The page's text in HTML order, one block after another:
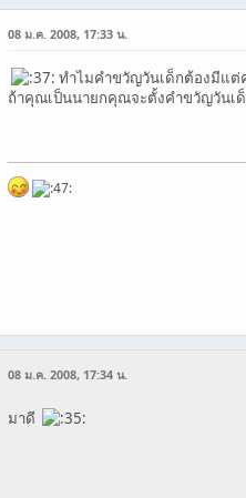
08 ม.ค. 2008, 17:33 น.
ทำไมคำขวัญวันเด็กต้องมีแต่
ถ้าคุณเป็นนายกคุณจะตั้งคำขวัญวันเด็
08 ม.ค. 2008, 17:34 น.
มาดี